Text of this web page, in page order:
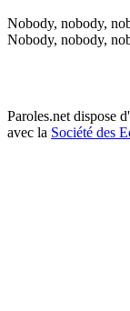
Nobody, nobody,
Nobody, nobody,
Paroles.net dispose
avec la Société des